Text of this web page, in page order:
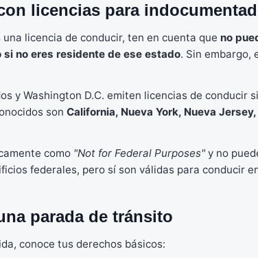
licencias para
licencia de conducir, ten en cuenta que no
no eres residente de ese estado. Sin embargo,
y Washington D.C. emiten licencias de conducir
son California, Nueva York, Nueva
como "Not for Federal Purposes" y no
federales, pero sí son válidas para conducir
parada de tránsito
conoce tus derechos básicos: